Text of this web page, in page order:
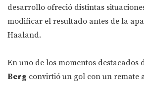
desarrollo ofreció distintas
modificar el resultado antes de la
Haaland.
En uno de los momentos destacados
Berg convirtió un gol con un remate